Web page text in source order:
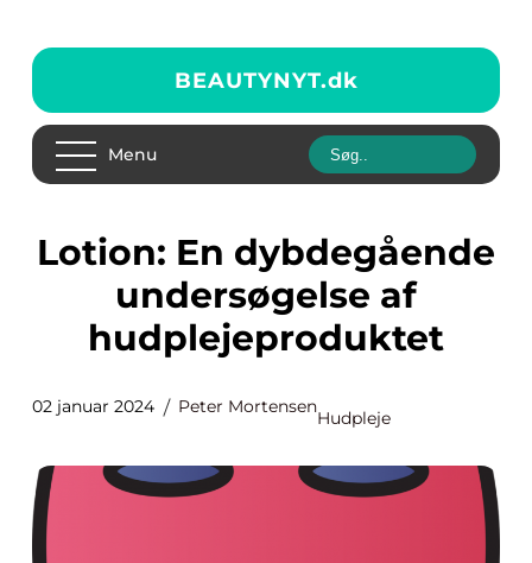
BEAUTYNYT.dk
Menu
Lotion: En dybdegående
undersøgelse af
hudplejeproduktet
02 januar 2024 Peter Mortensen
Hudpleje